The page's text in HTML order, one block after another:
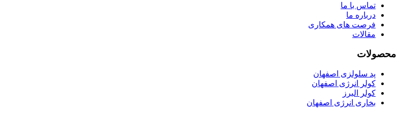
تماس با ما
درباره ما
فرصت های همکاری
مقالات
محصولات
پد سلولزی اصفهان
کولر انرژی اصفهان
کولر البرز
بخاری انرژی اصفهان